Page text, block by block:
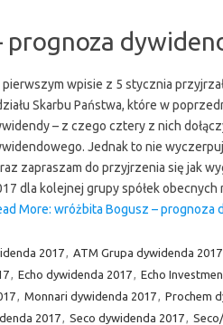
pierwszym wpisie z 5 stycznia
Skarbu Państwa, które w
– z czego cztery z nich
Jednak to nie
zapraszam do przyjrzenia się jak
dla kolejnej grupy spółek obecnych
More: wróżbita Bogusz – prognoza
2017, ATM Grupa dywidenda 2017
, Echo dywidenda 2017, Echo
, Monnari dywidenda 2017, Prochem
2017, Seco dywidenda 2017,